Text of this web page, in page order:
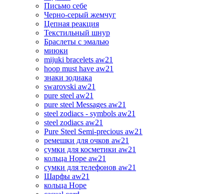
Письмо себе
Черно-серый жемчуг
Цепная реакция
Текстильный шнур
Браслеты с эмалью
миюки
mijuki bracelets aw21
hoop must have aw21
знаки зодиака
swarovski aw21
pure steel aw21
pure steel Messages aw21
steel zodiacs - symbols aw21
steel zodiacs aw21
Pure Steel Semi-precious aw21
ремешки для очков aw21
сумки для косметики aw21
кольца Hope aw21
сумки для телефонов aw21
Шарфы aw21
кольца Hope